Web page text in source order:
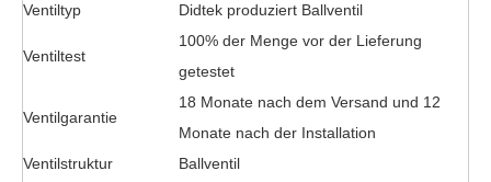
Ventiltyp
Didtek produziert Ballventil
Ventiltest
100% der Menge vor der Lieferung
getestet
Ventilgarantie
18 Monate nach dem Versand und 12
Monate nach der Installation
Ventilstruktur
Ballventil